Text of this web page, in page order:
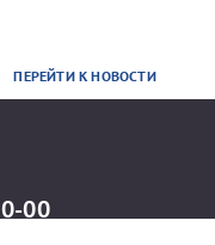
ПЕРЕЙТИ К НОВОСТИ
00